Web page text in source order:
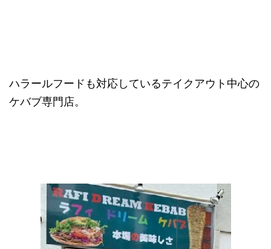
ハラールフードも対応しているテイクアウト中心の
ケバブ専門店。